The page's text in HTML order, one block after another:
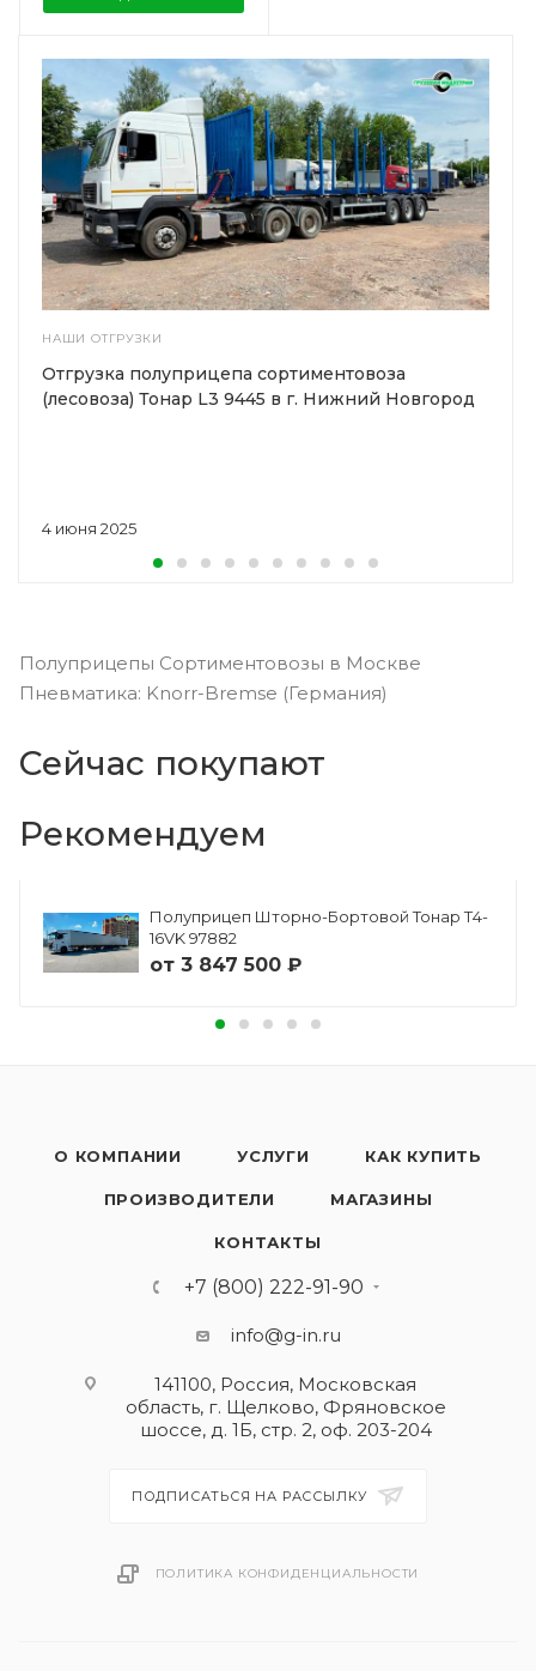
НАШИ ОТГРУЗКИ
4 июня 2025
Отгрузка полуприцепа сортиментовоза
(лесовоза) Тонар L3 9445 в г. Нижний Новгород
Полуприцепы Сортиментовозы в Москве
Пневматика: Knorr-Bremse (Германия)
Сейчас покупают
Рекомендуем
Полуприцеп Шторно-Бортовой Тонар Т4-
16VK 97882
от 3 847 500 ₽
О КОМПАНИИ УСЛУГИ КАК КУПИТЬ
ПРОИЗВОДИТЕЛИ МАГАЗИНЫ
КОНТАКТЫ
+7 (800) 222-91-90
info@g-in.ru
141100, Россия, Московская
область, г. Щелково, Фряновское
шоссе, д. 1Б, стр. 2, оф. 203-204
ПОДПИСАТЬСЯ НА РАССЫЛКУ
ПОЛИТИКА КОНФИДЕНЦИАЛЬНОСТИ